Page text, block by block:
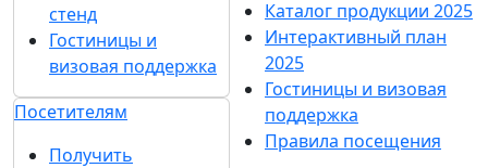
стенд
Гостиницы и
визовая поддержка
Посетителям
Получить
Каталог продукции 2025
Интерактивный план
2025
Гостиницы и визовая
поддержка
Правила посещения